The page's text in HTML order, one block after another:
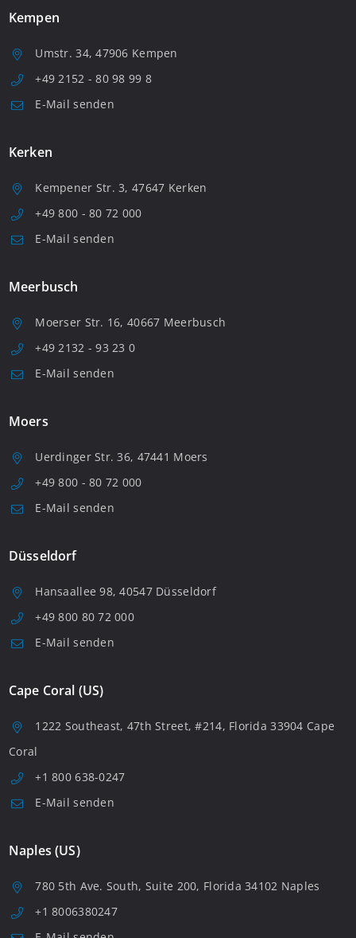
Kempen
Umstr. 34, 47906 Kempen
+49 2152 - 80 98 99 8
E-Mail senden
Kerken
Kempener Str. 3, 47647 Kerken
+49 800 - 80 72 000
E-Mail senden
Meerbusch
Moerser Str. 16, 40667 Meerbusch
+49 2132 - 93 23 0
E-Mail senden
Moers
Uerdinger Str. 36, 47441 Moers
+49 800 - 80 72 000
E-Mail senden
Düsseldorf
Hansaallee 98, 40547 Düsseldorf
+49 800 80 72 000
E-Mail senden
Cape Coral (US)
1222 Southeast, 47th Street, #214, Florida 33904 Cape
Coral
+1 800 638-0247
E-Mail senden
Naples (US)
780 5th Ave. South, Suite 200, Florida 34102 Naples
+1 8006380247